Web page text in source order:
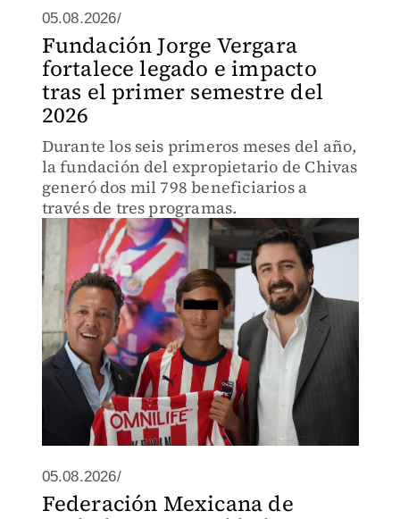
05.08.2026/
Fundación Jorge Vergara
fortalece legado e impacto
tras el primer semestre del
2026
Durante los seis primeros meses del año,
la fundación del expropietario de Chivas
generó dos mil 798 beneficiarios a
través de tres programas.
05.08.2026/
Federación Mexicana de